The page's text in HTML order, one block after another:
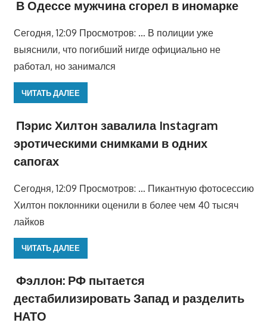
В Одессе мужчина сгорел в иномарке
Сегодня, 12:09 Просмотров: … В полиции уже
выяснили, что погибший нигде официально не
работал, но занимался
ЧИТАТЬ ДАЛЕЕ
Пэрис Хилтон завалила Instagram
эротическими снимками в одних
сапогах
Сегодня, 12:09 Просмотров: … Пикантную фотосессию
Хилтон поклонники оценили в более чем 40 тысяч
лайков
ЧИТАТЬ ДАЛЕЕ
Фэллон: РФ пытается
дестабилизировать Запад и разделить
НАТО